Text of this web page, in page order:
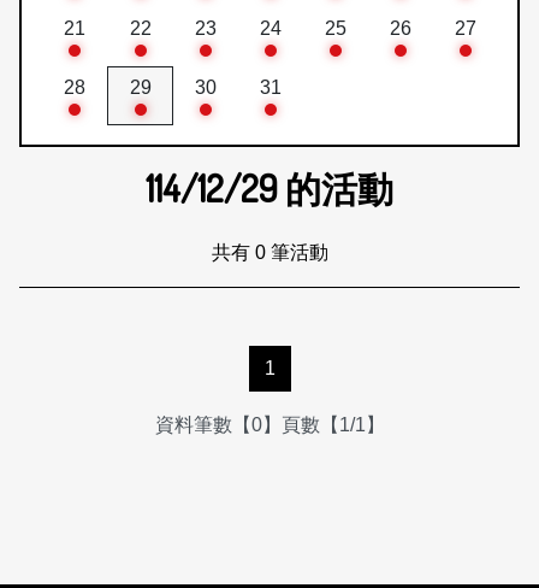
21 22 23 24 25 26 27
28 29 30 31
114/12/29 的活動
共有 0 筆活動
1
資料筆數【0】頁數【1/1】